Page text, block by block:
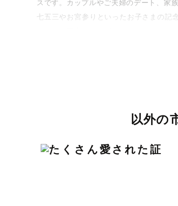
スです。カップルやご夫婦のデート、家
七五三やお宮参りといったお子さまの記
丁寧なレタッチで思い出を美しく仕
りに。きっと「こんな写真を撮ってほ
以外の